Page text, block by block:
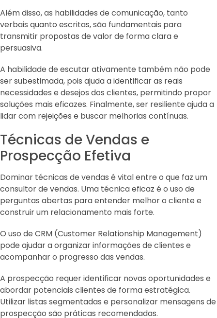
Além disso, as habilidades de comunicação, tanto
verbais quanto escritas, são fundamentais para
transmitir propostas de valor de forma clara e
persuasiva.
A habilidade de escutar ativamente também não pode
ser subestimada, pois ajuda a identificar as reais
necessidades e desejos dos clientes, permitindo propor
soluções mais eficazes. Finalmente, ser resiliente ajuda a
lidar com rejeições e buscar melhorias contínuas.
Técnicas de Vendas e
Prospecção Efetiva
Dominar técnicas de vendas é vital entre o que faz um
consultor de vendas. Uma técnica eficaz é o uso de
perguntas abertas para entender melhor o cliente e
construir um relacionamento mais forte.
O uso de CRM (Customer Relationship Management)
pode ajudar a organizar informações de clientes e
acompanhar o progresso das vendas.
A prospecção requer identificar novas oportunidades e
abordar potenciais clientes de forma estratégica.
Utilizar listas segmentadas e personalizar mensagens de
prospecção são práticas recomendadas.